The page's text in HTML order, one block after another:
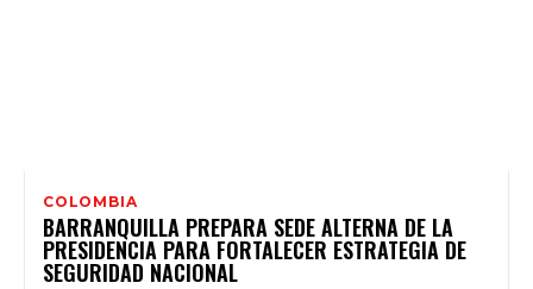
COLOMBIA
BARRANQUILLA PREPARA SEDE ALTERNA DE LA
PRESIDENCIA PARA FORTALECER ESTRATEGIA DE
SEGURIDAD NACIONAL